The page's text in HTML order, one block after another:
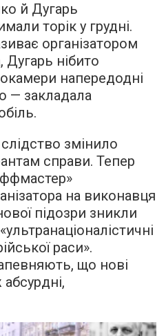
й Дугарь
торік у грудні.
організатором
нібито
напередодні
— закладала
змінило
справи. Тепер
на виконавця
підозри зникли
раси».
що нові